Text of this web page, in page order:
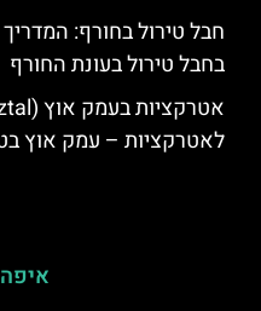
חבל טירול בחורף:
בחבל טירול בעונת החורף
לאטרקציות – עמק אוץ